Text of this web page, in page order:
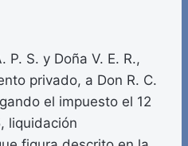
S. y Doña V. E. R.,
privado, a Don R. C.
el impuesto el 12
liquidación